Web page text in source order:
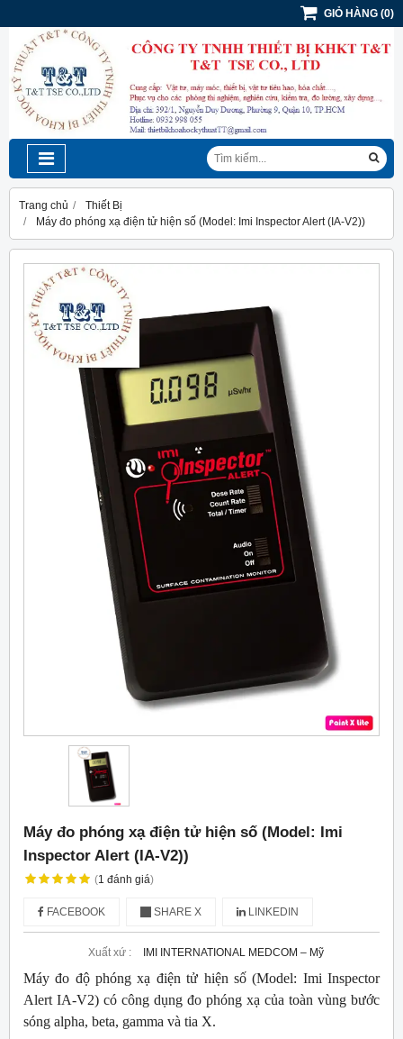
GIỎ HÀNG (0)
Trang chủ
Thiết Bị
Máy đo phóng xạ điện tử hiện số (Model: Imi Inspector Alert (IA-V2))
Máy đo phóng xạ điện tử hiện số (Model: Imi
Inspector Alert (IA-V2))
(1 đánh giá)
FACEBOOK SHARE X LINKEDIN
Xuất xứ : IMI INTERNATIONAL MEDCOM – Mỹ
Máy đo độ phóng xạ điện tử hiện số (Model: Imi Inspector
Alert IA-V2) có công dụng đo phóng xạ của toàn vùng bước
sóng alpha, beta, gamma và tia X.